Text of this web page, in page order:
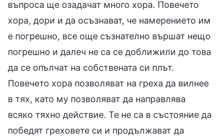
въпроса ще озадачат много хора. Повечето
хора, дори и да осъзнават, че намерението им
е погрешно, все още съзнателно вършат нещо
погрешно и далеч не са се доближили до това
да се опълчат на собствената си плът.
Повечето хора позволяват на греха да вилнее
в тях, като му позволяват да направлява
всяко тяхно действие. Те не са в състояние да
победят греховете си и продължават да